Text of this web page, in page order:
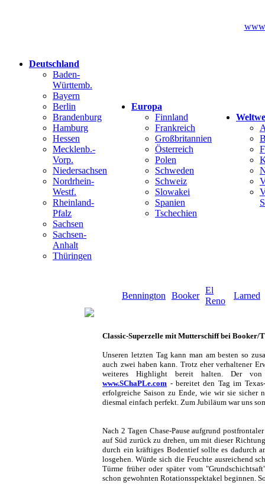
Deutschland
Baden-
Württemb.
Bayern
Berlin
Brandenburg
Hamburg
Hessen
Mecklenb.-
Vorp.
Niedersachsen
Nordrhein-
Westf.
Rheinland-
Pfalz
Sachsen
Sachsen-
Anhalt
Thüringen
Europa
Finnland
Frankreich
Großbritannien
Österreich
Polen
Schweden
Schweiz
Slowakei
Spanien
Tschechien
Bennington Booker
El
Reno
Larned
Classic-Superzelle mit Mutterschiff bei Booker/
Unseren letzten Tag kann man am besten so
auch zwei haben kann. Trotz eher verhaltener
weiteres Highlight bereit halten. Der von
www.SChaPLe.com - bereitet den Tag im
erfolgreiche Saison zu Ende, wie wir sie sicher
diesmal einfach perfekt. Zum Jubiläum war uns
Nach 2 Tagen Chase-Pause aufgrund
auf Süd zurück zu drehen, um mit dieser
durch ein kräftiges Bodentief sollte es dadurch
losgehen. Würde sich die Feuchte ausreichend
Türme früher oder später vom
schon gewohnten Rotationsspektakel beginnen.